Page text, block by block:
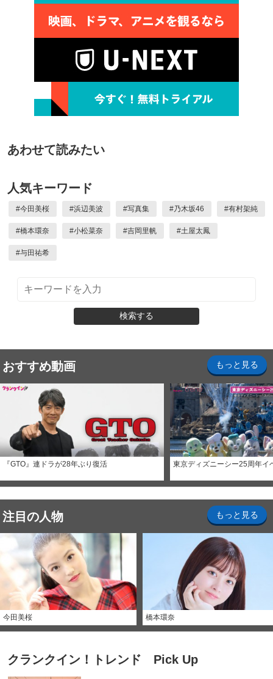
あわせて読みたい
人気キーワード
#今田美桜 #浜辺美波 #写真集 #乃木坂46 #有村架純
#橋本環奈 #小松菜奈 #吉岡里帆 #土屋太鳳
#与田祐希
検索する
おすすめ動画 もっと見る
『GTO』連ドラが28年ぶり復活 東京ディズニーシー25周年イ
注目の人物 もっと見る
今田美桜 橋本環奈
クランクイン！トレンド Pick Up